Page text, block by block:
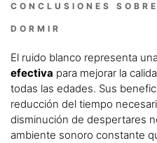
CONCLUSIONES
DORMIR
El ruido blanco representa una
efectiva para mejorar la
todas las edades. Sus
reducción del tiempo
disminución de despertares
ambiente sonoro constante